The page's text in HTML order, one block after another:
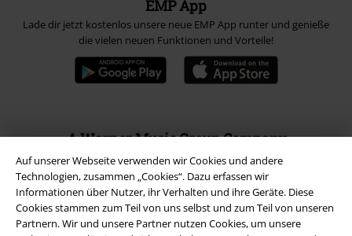
Auf unserer Webseite verwenden wir Cookies und andere
Technologien, zusammen „Cookies“. Dazu erfassen wir
Informationen über Nutzer, ihr Verhalten und ihre Geräte. Diese
Cookies stammen zum Teil von uns selbst und zum Teil von unseren
Partnern. Wir und unsere Partner nutzen Cookies, um unsere
EMP App
Lade dir jetzt kostenlos unsere neue EMP App runter und genieße
die vielen neuen Funktionen und Vorteile!
A Warner Music Group Company